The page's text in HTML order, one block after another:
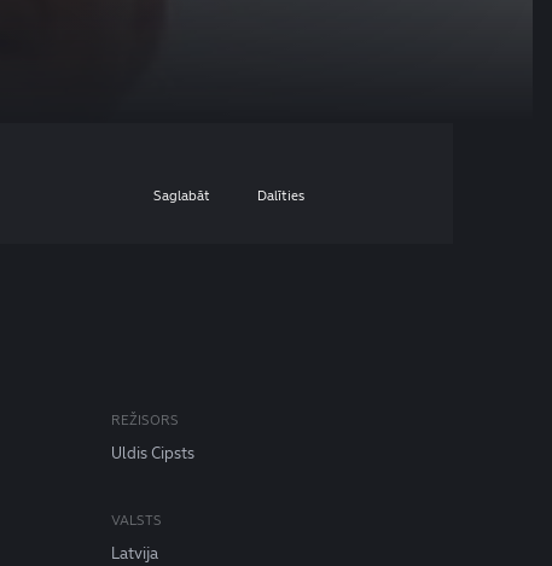
Saglabāt Dalīties
REŽISORS
Uldis Cipsts
VALSTS
Latvija